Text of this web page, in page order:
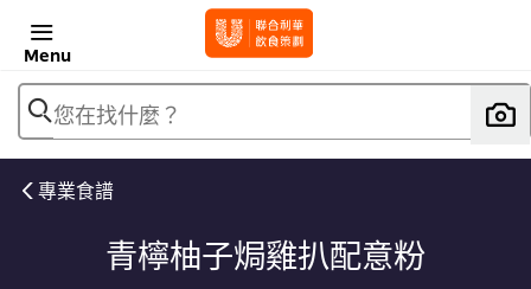
Menu
您在找什麼？
專業食譜
青檸柚子焗雞扒配意粉